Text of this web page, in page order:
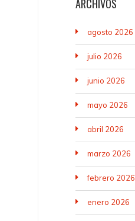
ARCHIVOS
agosto 2026
julio 2026
junio 2026
mayo 2026
abril 2026
marzo 2026
febrero 2026
enero 2026